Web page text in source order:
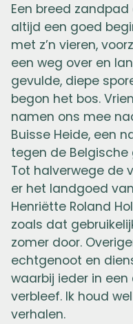
Een breed
altijd een goed
met z’n vieren,
een weg over en
gevulde, diepe
begon het bos.
namen ons mee
Buisse Heide, een
tegen de Belgische
Tot halverwege de
er het landgoed
Henriëtte Roland
zoals dat
zomer door.
echtgenoot en
waarbij ieder in
verbleef. Ik houd
verhalen.